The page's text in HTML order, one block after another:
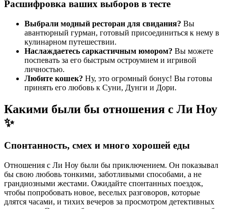
Расшифровка ваших выборов в тесте
Выбрали модный ресторан для свидания? Вы
авантюрный гурман, готовый присоединиться к нему в
кулинарном путешествии.
Наслаждаетесь саркастичным юмором? Вы можете
поспевать за его быстрым остроумием и игривой
личностью.
Любите кошек? Ну, это огромный бонус! Вы готовы
принять его любовь к Суни, Дунги и Дори.
Какими были бы отношения с Ли Ноу
✨
Спонтанность, смех и много хорошей еды
Отношения с Ли Ноу были бы приключением. Он показывал
бы свою любовь тонкими, заботливыми способами, а не
грандиозными жестами. Ожидайте спонтанных поездок,
чтобы попробовать новое, веселых разговоров, которые
длятся часами, и тихих вечеров за просмотром детективных